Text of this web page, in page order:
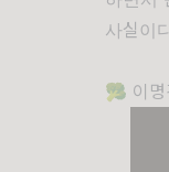
사실이
🥦 이